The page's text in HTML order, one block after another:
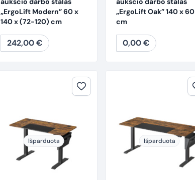
„ErgoLift Modern” 60 x
140 x (72-120) cm
242,00€
„ErgoLift Oak” 140 x 60
cm
0,00€
Išparduota Išparduota